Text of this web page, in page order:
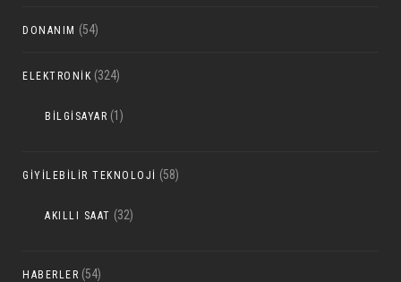
DONANIM (54)
ELEKTRONIK (324)
BILGISAYAR (1)
GIYILEBILIR TEKNOLOJI (58)
AKILLI SAAT (32)
HABERLER (54)